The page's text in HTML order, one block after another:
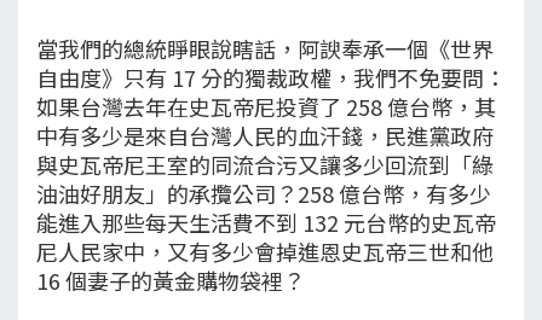
當我們的總統睜眼說瞎話，阿諛奉承一個《世界
自由度》只有 17 分的獨裁政權，我們不免要問：
如果台灣去年在史瓦帝尼投資了 258 億台幣，其
中有多少是來自台灣人民的血汗錢，民進黨政府
與史瓦帝尼王室的同流合污又讓多少回流到「綠
油油好朋友」的承攬公司？258 億台幣，有多少
能進入那些每天生活費不到 132 元台幣的史瓦帝
尼人民家中，又有多少會掉進恩史瓦帝三世和他
16 個妻子的黃金購物袋裡？